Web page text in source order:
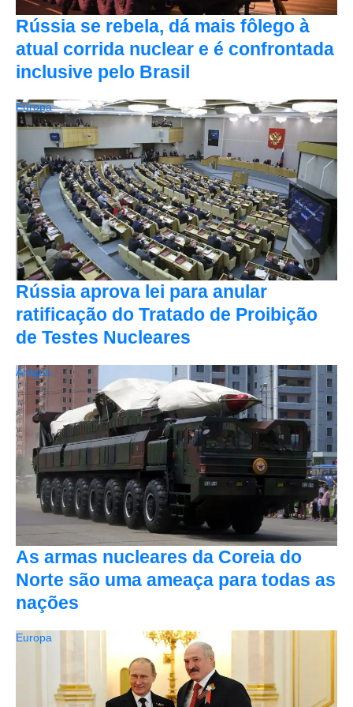
Rússia se rebela, dá mais fôlego à
atual corrida nuclear e é confrontada
inclusive pelo Brasil
Rússia aprova lei para anular
ratificação do Tratado de Proibição
de Testes Nucleares
Europa
As armas nucleares da Coreia do
Norte são uma ameaça para todas as
nações
Artigos
Europa